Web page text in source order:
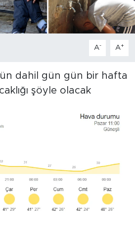
A- A+
dahil gün gün bir hafta
şöyle olacak